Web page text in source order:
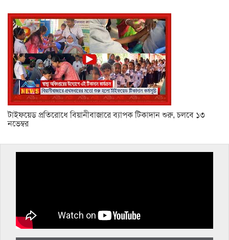
টাইফয়েড প্রতিরোধে বিয়ানীবাজারে ব্যাপক টিকাদান শুরু, চলবে ১৩
নভেম্বর